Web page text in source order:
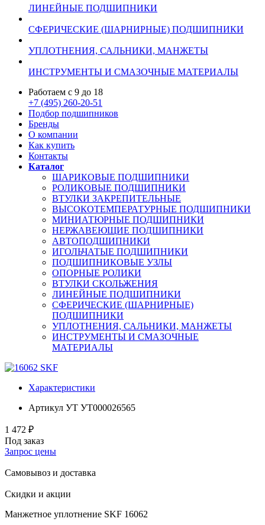
ЛИНЕЙНЫЕ ПОДШИПНИКИ
СФЕРИЧЕСКИЕ (ШАРНИРНЫЕ) ПОДШИПНИКИ
УПЛОТНЕНИЯ, САЛЬНИКИ, МАНЖЕТЫ
ИНСТРУМЕНТЫ И СМАЗОЧНЫЕ МАТЕРИАЛЫ
Работаем с 9 до 18
+7 (495) 260-20-51
Подбор подшипников
Бренды
О компании
Как купить
Контакты
Каталог
ШАРИКОВЫЕ ПОДШИПНИКИ
РОЛИКОВЫЕ ПОДШИПНИКИ
ВТУЛКИ ЗАКРЕПИТЕЛЬНЫЕ
ВЫСОКОТЕМПЕРАТУРНЫЕ ПОДШИПНИКИ
МИНИАТЮРНЫЕ ПОДШИПНИКИ
НЕРЖАВЕЮЩИЕ ПОДШИПНИКИ
АВТОПОДШИПНИКИ
ИГОЛЬЧАТЫЕ ПОДШИПНИКИ
ПОДШИПНИКОВЫЕ УЗЛЫ
ОПОРНЫЕ РОЛИКИ
ВТУЛКИ СКОЛЬЖЕНИЯ
ЛИНЕЙНЫЕ ПОДШИПНИКИ
СФЕРИЧЕСКИЕ (ШАРНИРНЫЕ)
ПОДШИПНИКИ
УПЛОТНЕНИЯ, САЛЬНИКИ, МАНЖЕТЫ
ИНСТРУМЕНТЫ И СМАЗОЧНЫЕ
МАТЕРИАЛЫ
Характеристики
Артикул УТ УТ000026565
1 472 ₽
Под заказ
Запрос цены
Самовывоз и доставка
Скидки и акции
Манжетное уплотнение SKF 16062